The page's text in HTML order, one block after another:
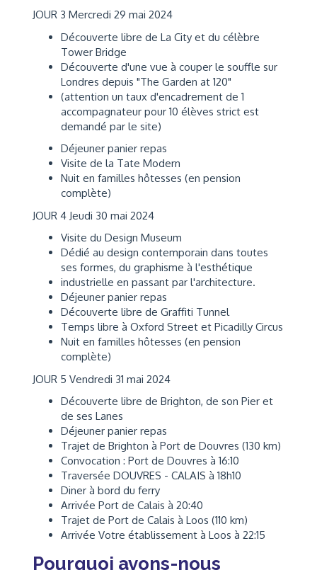
JOUR 3 Mercredi 29 mai 2024
Découverte libre de La City et du célèbre
Tower Bridge
Découverte d'une vue à couper le souffle sur
Londres depuis "The Garden at 120"
(attention un taux d'encadrement de 1
accompagnateur pour 10 élèves strict est
demandé par le site)
Déjeuner panier repas
Visite de la Tate Modern
Nuit en familles hôtesses (en pension
complète)
JOUR 4 Jeudi 30 mai 2024
Visite du Design Museum
Dédié au design contemporain dans toutes
ses formes, du graphisme à l'esthétique
industrielle en passant par l'architecture.
Déjeuner panier repas
Découverte libre de Graffiti Tunnel
Temps libre à Oxford Street et Picadilly Circus
Nuit en familles hôtesses (en pension
complète)
JOUR 5 Vendredi 31 mai 2024
Découverte libre de Brighton, de son Pier et
de ses Lanes
Déjeuner panier repas
Trajet de Brighton à Port de Douvres (130 km)
Convocation : Port de Douvres à 16:10
Traversée DOUVRES - CALAIS à 18h10
Diner à bord du ferry
Arrivée Port de Calais à 20:40
Trajet de Port de Calais à Loos (110 km)
Arrivée Votre établissement à Loos à 22:15
Pourquoi avons-nous